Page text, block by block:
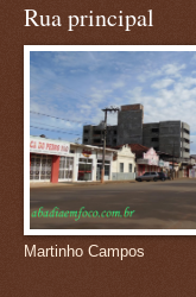
Rua principal
Martinho Campos